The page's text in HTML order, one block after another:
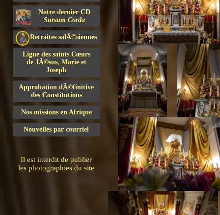
Notre dernier CD
Sursum Corda
Retraites salÃ©siennes
Ligue des saints Cœurs
de JÃ©sus, Marie et
Joseph
Approbation dÃ©finitive
des Constitutions
Nos missions en Afrique
Nouvelles par courriel
Il est interdit de publier
les photographies du site